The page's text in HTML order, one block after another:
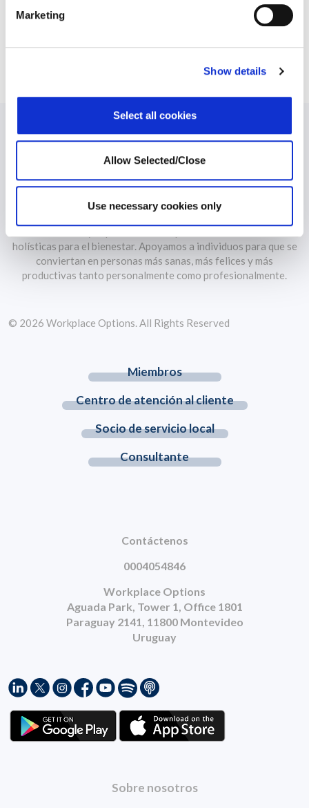
Marketing
Show details
Select all cookies
Allow Selected/Close
Use necessary cookies only
11 de septiembre de 2023
holísticas para el bienestar. Apoyamos a individuos para que se
conviertan en personas más sanas, más felices y más
productivas tanto personalmente como profesionalmente.
Sobre nosotros
Miembros
Centro de atención al cliente
Socio de servicio local
Consultante
Contáctenos
0004054846
Workplace Options
Aguada Park, Tower 1, Office 1801
Paraguay 2141, 11800 Montevideo
Uruguay
© 2026 Workplace Options. All Rights Reserved